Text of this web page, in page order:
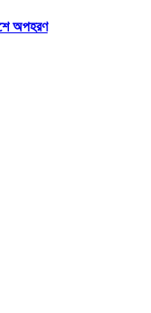
অপহরণ